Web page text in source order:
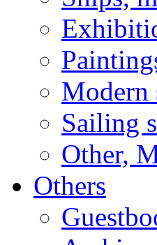
Modern
Sailing
Other,
Others